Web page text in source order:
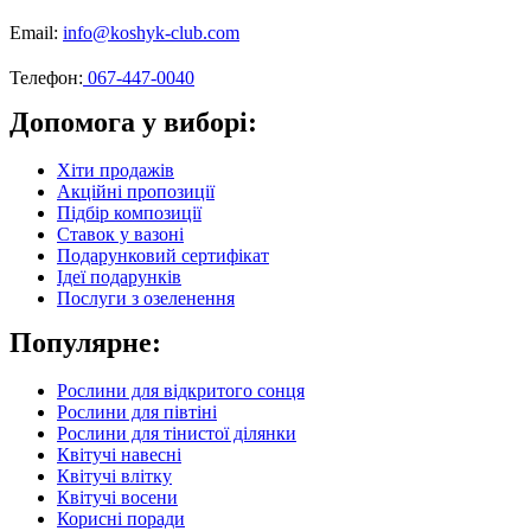
Email: info@koshyk-club.com
Телефон: 067-447-0040
Допомога у виборі:
Хіти продажів
Акційні пропозиції
Підбір композиції
Ставок у вазоні
Подарунковий сертифікат
Ідеї подарунків
Послуги з озеленення
Популярне:
Рослини для відкритого сонця
Рослини для півтіні
Рослини для тінистої ділянки
Квітучі навесні
Квітучі влітку
Квітучі восени
Корисні поради